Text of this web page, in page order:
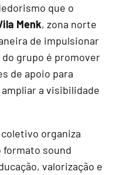
que o
Menk, zona norte
de impulsionar
grupo é promover
de apoio para
a visibilidade
organiza
formato sound
valorização e